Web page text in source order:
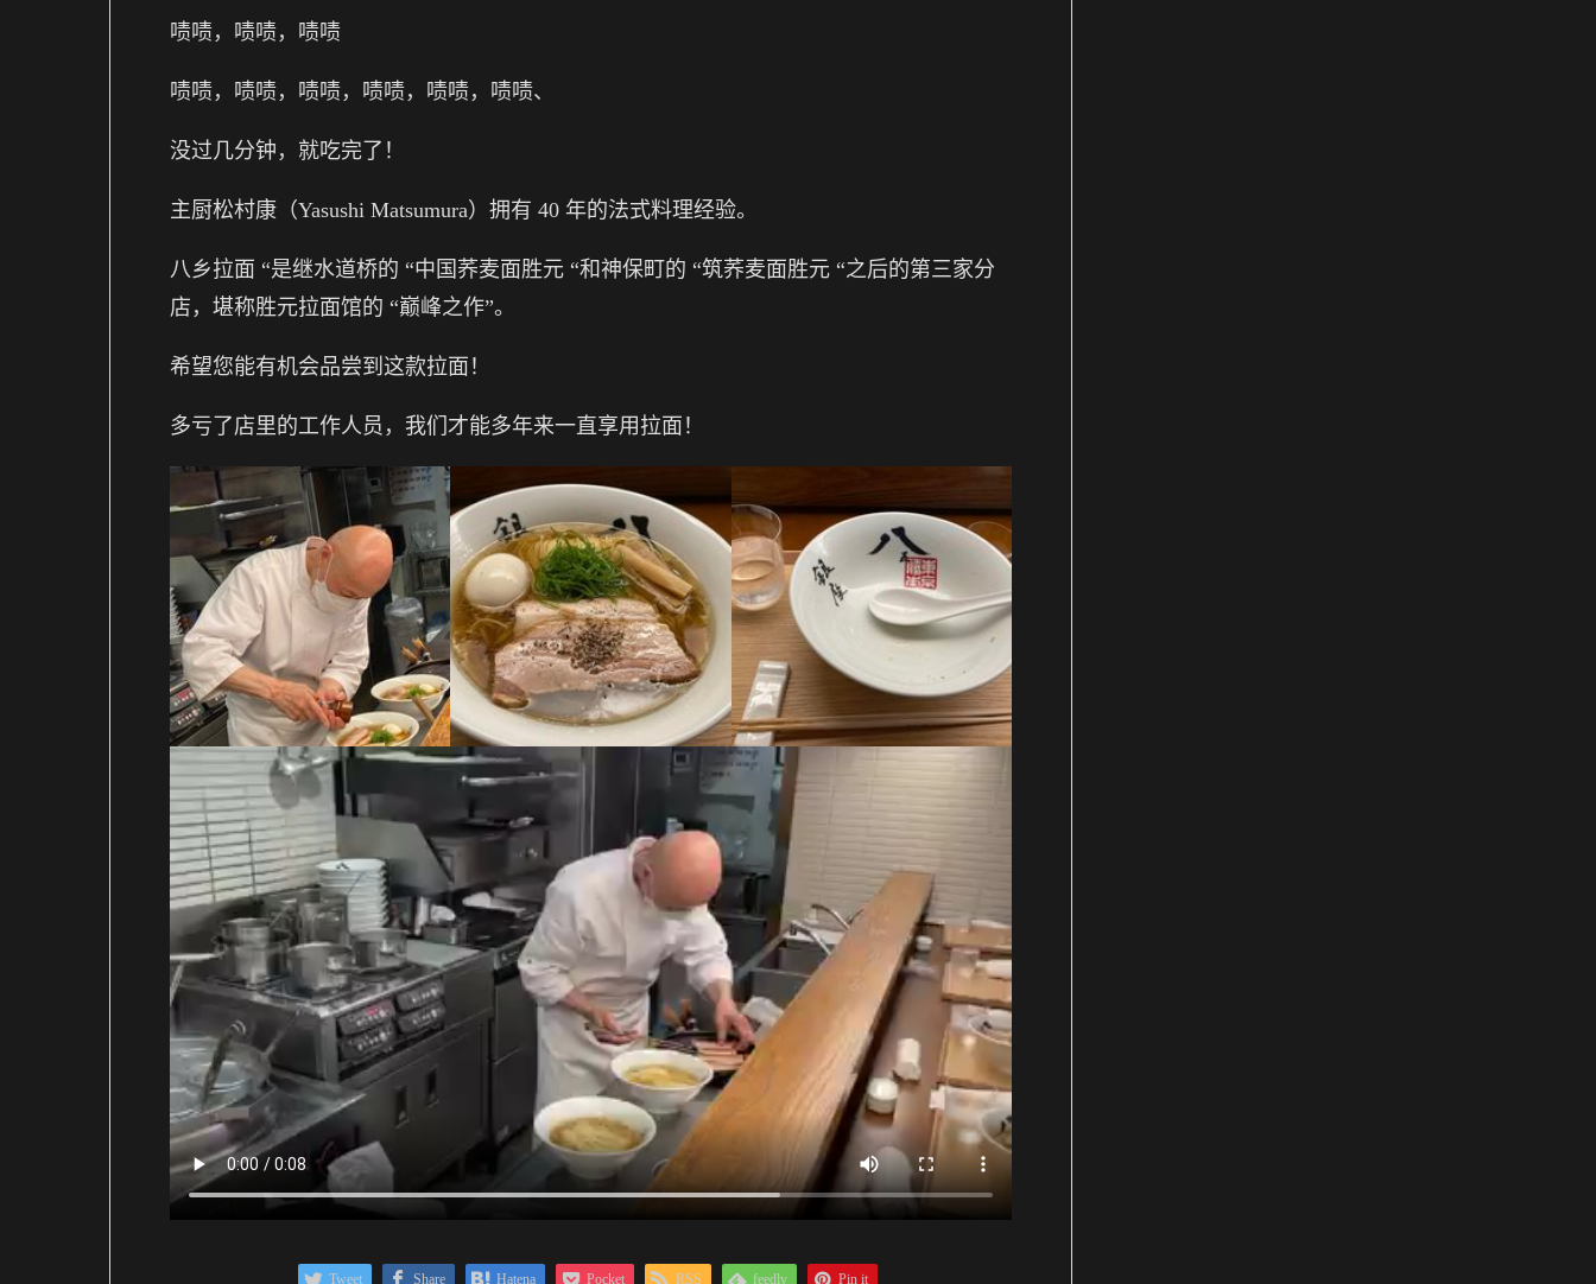
啧啧，啧啧，啧啧
啧啧，啧啧，啧啧，啧啧，啧啧，啧啧、
没过几分钟，就吃完了！
主厨松村康（Yasushi Matsumura）拥有 40 年的法式料理经验。
八乡拉面 “是继水道桥的 “中国荞麦面胜元 “和神保町的 “筑荞麦面胜元 “之后的第三家分
店，堪称胜元拉面馆的 “巅峰之作”。
希望您能有机会品尝到这款拉面！
多亏了店里的工作人员，我们才能多年来一直享用拉面！
Tweet Share Hatena Pocket RSS feedly Pin it